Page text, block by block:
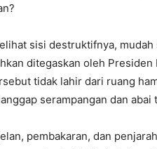
sisi destruktifnya,
ditegaskan oleh
tidak lahir dari ruang
serampangan dan abai
pembakaran, dan